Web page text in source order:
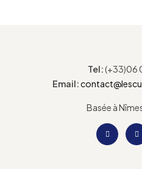
Tel:(+33)06
Email:
Basée à